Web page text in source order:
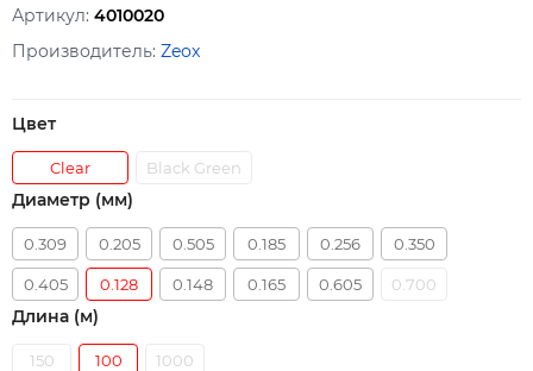
Артикул: 4010020
Производитель: Zeox
Цвет
Clear Black Green
Диаметр (мм)
0.309 0.205 0.505 0.185 0.256 0.350
0.405 0.128 0.148 0.165 0.605 0.700
Длина (м)
150 100 1000